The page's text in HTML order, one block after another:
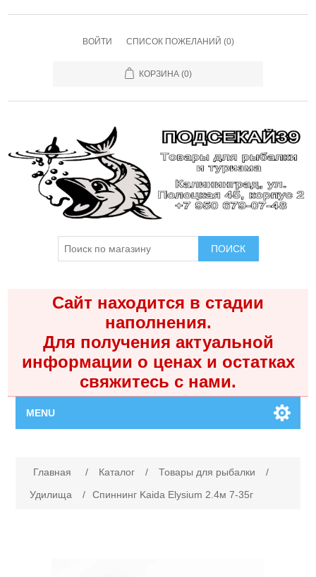
ВОЙТИ СПИСОК ПОЖЕЛАНИЙ (0)
КОРЗИНА (0)
ПОИСК
Сайт находится в стадии
наполнения.
Для получения актуальной
информации о ценах и остатках
свяжитесь с нами.
MENU
Каталог
Главная / Каталог / Товары для рыбалки
/
Удилища
/ Спиннинг Kaida Elysium 2.4м 7-35г